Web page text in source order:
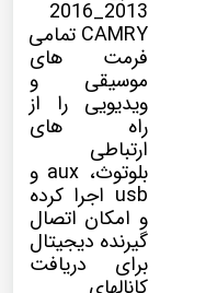
2013_2016
CAMRY تمامی
فرمت های
موسیقی و
ویدیویی را از
راه های
ارتباطی
بلوتوث، aux و
usb اجرا کرده
و امکان اتصال
گیرنده دیجیتال
برای دریافت